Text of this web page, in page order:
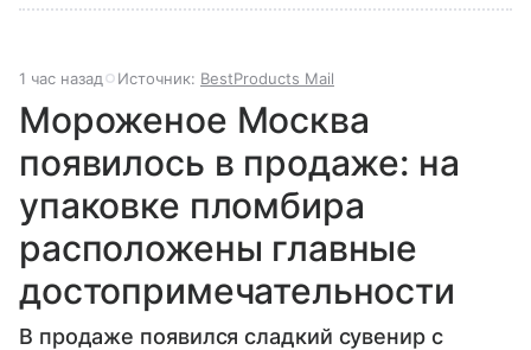
1 час назад Источник: BestProducts Mail
Мороженое Москва
появилось в продаже: на
упаковке пломбира
расположены главные
достопримечательности
В продаже появился сладкий сувенир с